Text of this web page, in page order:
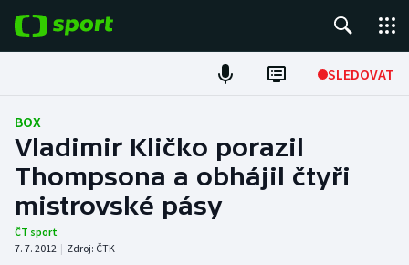
SLEDOVAT
Fotbal
Hokej
Tenis
Atletika
BOX
Vladimir Kličko porazil
Thompsona a obhájil čtyři
mistrovské pásy
ČT sport
7. 7. 2012 | Zdroj: ČTK